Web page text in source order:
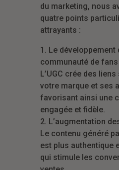
du marketing, nous
quatre points
attrayants :
1. Le développement
communauté de
L’UGC crée des
votre marque et ses
favorisant ainsi une
engagée et fidèle.
2. L’augmentation
Le contenu généré
est plus authentique
qui stimule les